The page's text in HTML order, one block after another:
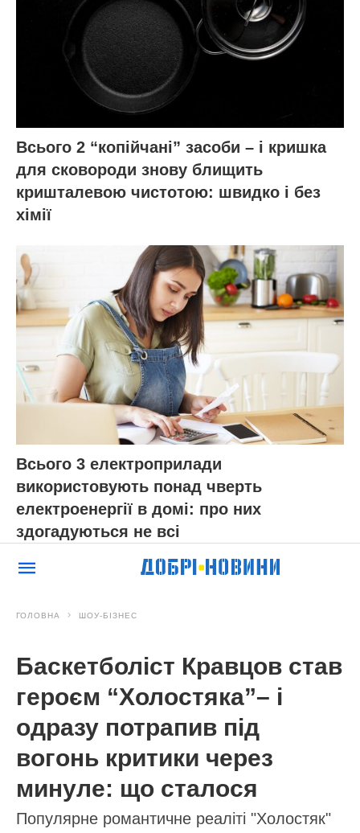
Всього 2 “копійчані” засоби – і кришка
для сковороди знову блищить
кришталевою чистотою: швидко і без
хімії
Всього 3 електроприлади
використовують понад чверть
електроенергії в домі: про них
здогадуються не всі